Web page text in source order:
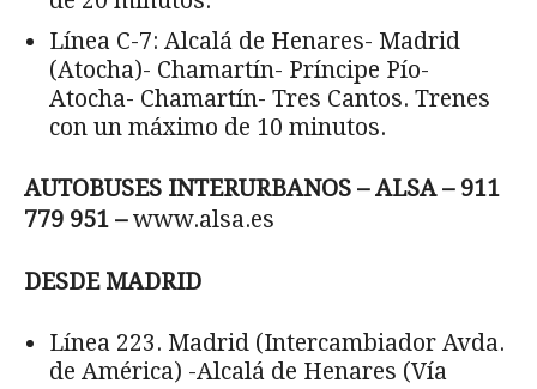
Línea C-7: Alcalá de Henares- Madrid
(Atocha)- Chamartín- Príncipe Pío-
Atocha- Chamartín- Tres Cantos. Trenes
con un máximo de 10 minutos.
AUTOBUSES INTERURBANOS – ALSA – 911
779 951 –www.alsa.es
DESDE MADRID
Línea 223. Madrid (Intercambiador Avda.
de América) -Alcalá de Henares (Vía